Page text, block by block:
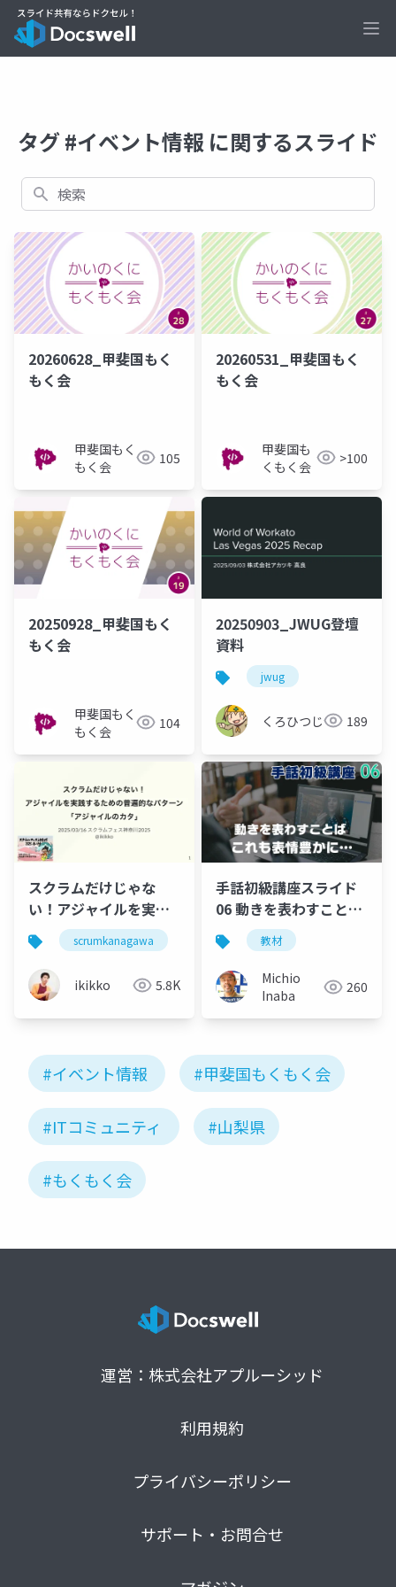
タグ #イベント情報 に関するスライド
検索
20260628_甲斐国もく
もく会
甲斐国もく
もく会
105
20260531_甲斐国もく
もく会
甲斐国も
くもく会
>100
20250928_甲斐国もく
もく会
甲斐国もく
もく会
104
20250903_JWUG登壇
資料
jwug
くろひつじ 189
スクラムだけじゃな
い！アジャイルを実践
するための普遍的なパ
ターン「アジャイルの
カタ」
scrumkanagawa kata
ikikko 5.8K
手話初級講座スライド
06 動きを表わすことば
です
教材
Michio
Inaba
260
#イベント情報 #甲斐国もくもく会
#ITコミュニティ #山梨県
#もくもく会
運営：株式会社アプルーシッド
利用規約
プライバシーポリシー
サポート・お問合せ